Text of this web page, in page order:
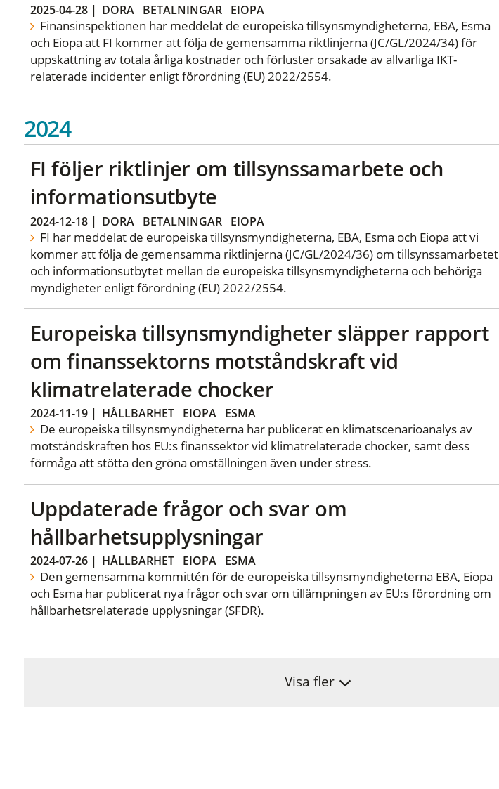
2025-04-28| DORA BETALNINGAR EIOPA
Finansinspektionen har meddelat de europeiska tillsynsmyndigheterna, EBA, Esma
och Eiopa att FI kommer att följa de gemensamma riktlinjerna (JC/GL/2024/34) för
uppskattning av totala årliga kostnader och förluster orsakade av allvarliga IKT-
relaterade incidenter enligt förordning (EU) 2022/2554.
2024
FI följer riktlinjer om tillsynssamarbete och
informationsutbyte
2024-12-18| DORA BETALNINGAR EIOPA
FI har meddelat de europeiska tillsynsmyndigheterna, EBA, Esma och Eiopa att vi
kommer att följa de gemensamma riktlinjerna (JC/GL/2024/36) om tillsynssamarbetet
och informationsutbytet mellan de europeiska tillsynsmyndigheterna och behöriga
myndigheter enligt förordning (EU) 2022/2554.
Europeiska tillsynsmyndigheter släpper rapport
om finanssektorns motståndskraft vid
klimatrelaterade chocker
2024-11-19| HÅLLBARHET EIOPA ESMA
De europeiska tillsynsmyndigheterna har publicerat en klimatscenarioanalys av
motståndskraften hos EU:s finanssektor vid klimatrelaterade chocker, samt dess
förmåga att stötta den gröna omställningen även under stress.
Uppdaterade frågor och svar om
hållbarhetsupplysningar
2024-07-26| HÅLLBARHET EIOPA ESMA
Den gemensamma kommittén för de europeiska tillsynsmyndigheterna EBA, Eiopa
och Esma har publicerat nya frågor och svar om tillämpningen av EU:s förordning om
hållbarhetsrelaterade upplysningar (SFDR).
Visa fler